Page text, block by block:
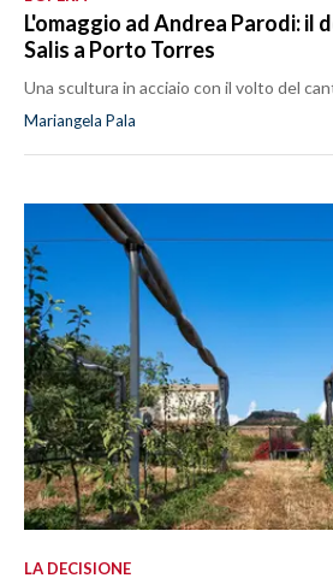
L'omaggio ad Andrea Parodi: il
Salis a Porto Torres
Una scultura in acciaio con il volto del
Mariangela Pala
LA DECISIONE